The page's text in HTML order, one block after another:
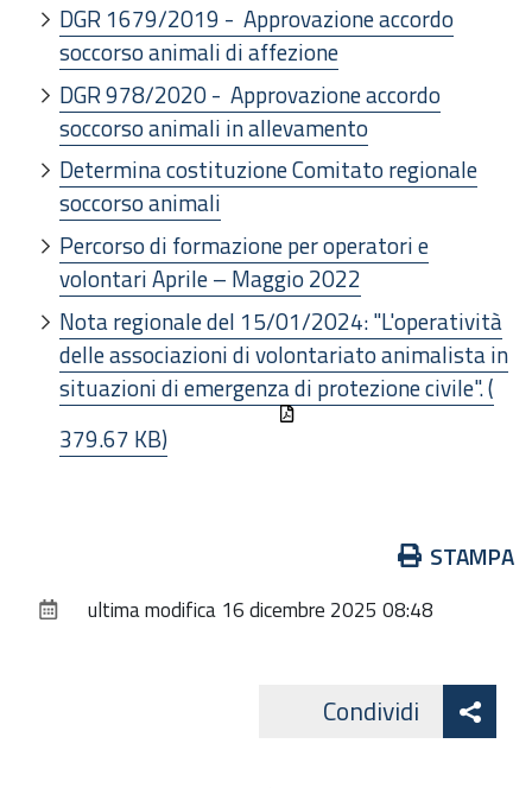
DGR 1679/2019 - Approvazione accordo
soccorso animali di affezione
DGR 978/2020 - Approvazione accordo
soccorso animali in allevamento
Determina costituzione Comitato regionale
soccorso animali
­Percorso di formazione per operatori e
volontari Aprile – Maggio 2022
Nota regionale del 15/01/2024: "L'operatività
delle associazioni di volontariato animalista in
situazioni di emergenza di protezione civile". (
379.67 KB)
documento
STAMPA
ultima modifica 16 dicembre 2025 08:48
Condividi